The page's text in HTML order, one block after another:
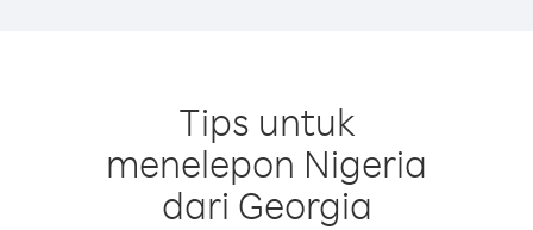
Tips untuk
menelepon Nigeria
dari Georgia